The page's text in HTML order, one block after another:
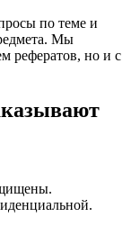
по теме и
Мы
рефератов, но и с